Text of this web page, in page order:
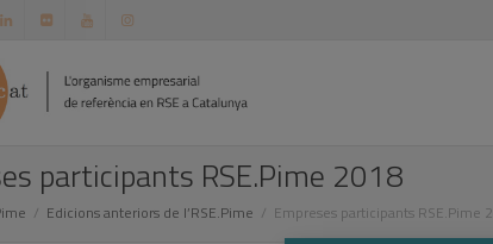
participants RSE.Pime 2018
Edicions anteriors de l’RSE.Pime Empreses participants RSE.Pime